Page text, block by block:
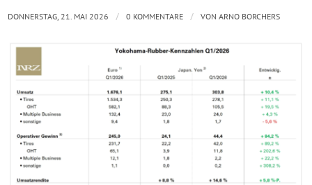
DONNERSTAG, 21. MAI 2026 / 0 KOMMENTARE / VONARNO BORCHERS